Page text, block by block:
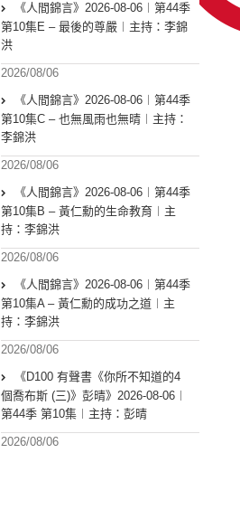
《人間錦言》2026-08-06︱第44季
第10集E – 最後的尊嚴︱主持：李錦
洪
2026/08/06
《人間錦言》2026-08-06︱第44季
第10集C – 也無風雨也無晴︱主持：
李錦洪
2026/08/06
《人間錦言》2026-08-06︱第44季
第10集B – 黃仁勳的生命教育︱主
持：李錦洪
2026/08/06
《人間錦言》2026-08-06︱第44季
第10集A – 黃仁勳的成功之道︱主
持：李錦洪
2026/08/06
《D100 有聲書《你所不知道的4
個喬布斯 (三)》彭晴》2026-08-06︱
第44季 第10集︱主持：彭晴
2026/08/06